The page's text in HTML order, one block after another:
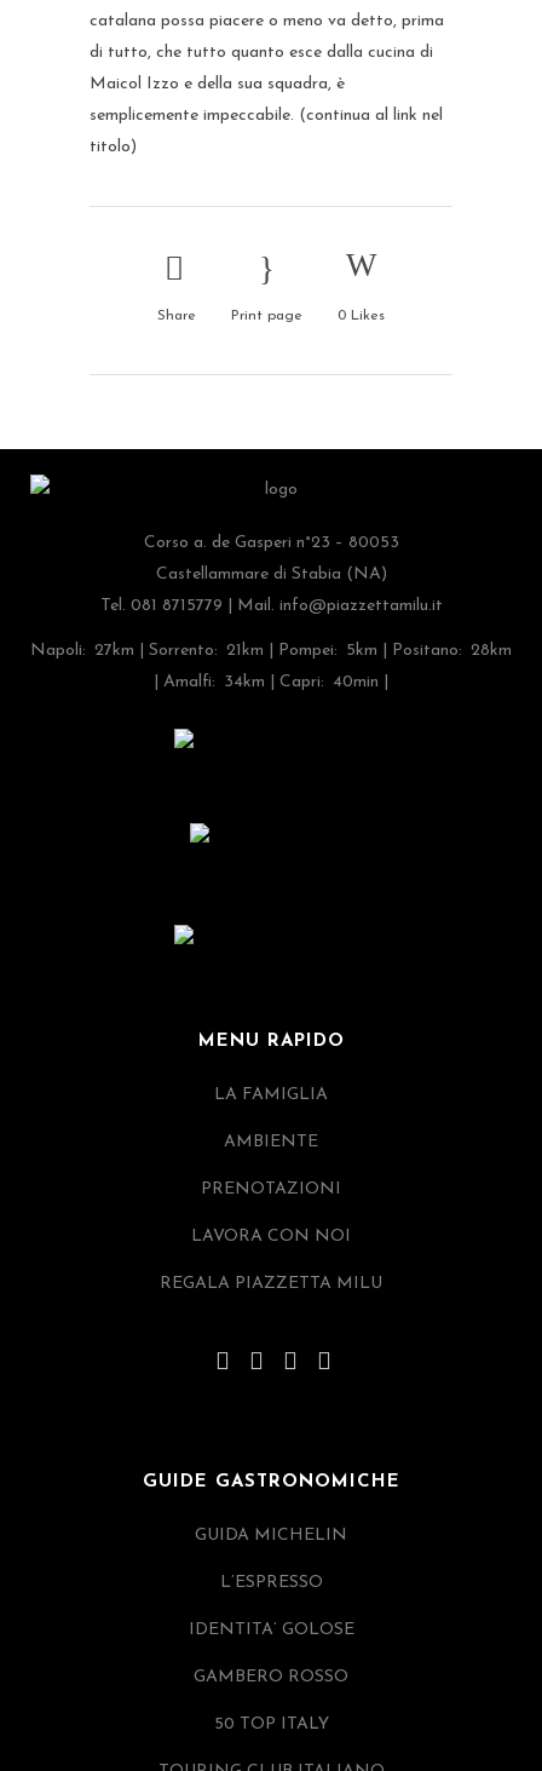
catalana possa piacere o meno va detto, prima
di tutto, che tutto quanto esce dalla cucina di
Maicol Izzo e della sua squadra, è
semplicemente impeccabile. (continua al link nel
titolo)
Share Print page 0 Likes
Corso a. de Gasperi n°23 – 80053
Castellammare di Stabia (NA)
Tel. 081 8715779 | Mail. info@piazzettamilu.it
Napoli: 27km | Sorrento: 21km | Pompei: 5km | Positano: 28km
| Amalfi: 34km | Capri: 40min |
MENU RAPIDO
LA FAMIGLIA
AMBIENTE
PRENOTAZIONI
LAVORA CON NOI
REGALA PIAZZETTA MILU
GUIDE GASTRONOMICHE
GUIDA MICHELIN
L’ESPRESSO
IDENTITA’ GOLOSE
GAMBERO ROSSO
50 TOP ITALY